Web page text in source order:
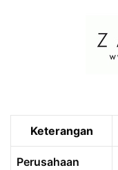
Keterangan
Perusahaan